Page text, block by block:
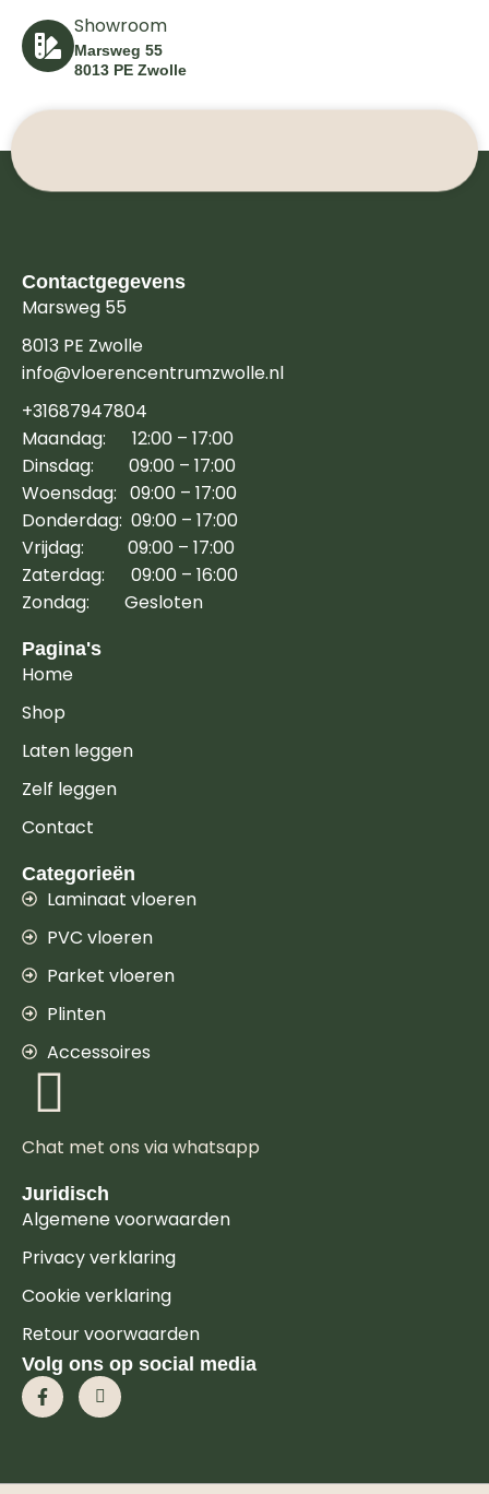
Showroom
Marsweg 55
8013 PE Zwolle
Contactgegevens
Marsweg 55
8013 PE Zwolle
info@vloerencentrumzwolle.nl
+31687947804
Maandag: 12:00 – 17:00
Dinsdag: 09:00 – 17:00
Woensdag: 09:00 – 17:00
Donderdag: 09:00 – 17:00
Vrijdag: 09:00 – 17:00
Zaterdag: 09:00 – 16:00
Zondag: Gesloten
Pagina's
Home
Shop
Laten leggen
Zelf leggen
Contact
Categorieën
Laminaat vloeren
PVC vloeren
Parket vloeren
Plinten
Accessoires
Chat met ons via whatsapp
Juridisch
Algemene voorwaarden
Privacy verklaring
Cookie verklaring
Retour voorwaarden
Volg ons op social media